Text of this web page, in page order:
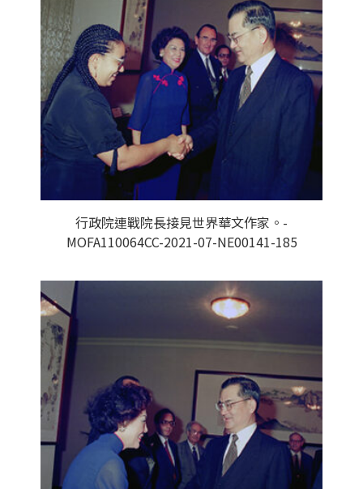
行政院連戰院長接見世界華文作家。-
MOFA110064CC-2021-07-NE00141-185